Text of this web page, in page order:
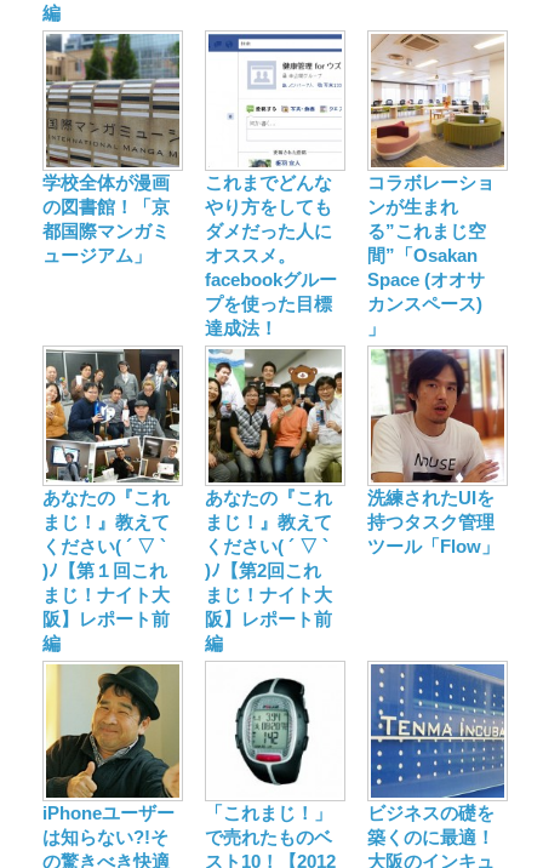
編
学校全体が漫画
の図書館！「京
都国際マンガミ
ュージアム」
これまでどんな
やり方をしても
ダメだった人に
オススメ。
facebookグルー
プを使った目標
達成法！
コラボレーショ
ンが生まれ
る”これまじ空
間”「Osakan
Space (オオサ
カンスペース)
」
あなたの『これ
まじ！』教えて
ください( ´ ▽ `
)ﾉ【第１回これ
まじ！ナイト大
阪】レポート前
編
あなたの『これ
まじ！』教えて
ください( ´ ▽ `
)ﾉ【第2回これ
まじ！ナイト大
阪】レポート前
編
洗練されたUIを
持つタスク管理
ツール「Flow」
iPhoneユーザー
は知らない?!そ
の驚きべき快適
「これまじ！」
で売れたものベ
スト10！【2012
ビジネスの礎を
築くのに最適！
大阪のインキュ